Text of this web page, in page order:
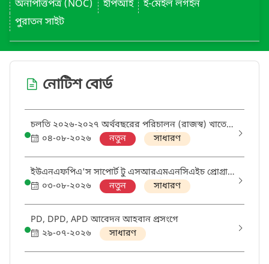
অনাপত্তিপত্র (NOC)
ইপিআই
ই-মেইল লগইন
পুরাতন সাইট
নোটিশ বোর্ড
চলতি ২০২৬-২০২৭ অর্থবছরের পরিচালন (রাজস্ব) খাতে
ক্রয়ের বাৎসরিক ক্রয় পরিকল্পনা (এপিপি) প্রণয়ন প্রসঙ্গে
০৪-০৮-২০২৬ নতুন সাধারণ
ইউএনএফপিএ'স সাপোর্ট টু এসআরএমএনসিএইচ প্রোগ্রাম
থ্রু ডিজিএইচএস প্রকল্পের আওতায় 'মিডওয়াইফ' এবং
'ডিস্ট্রিক্ট এসআরএইচআর কোঅর্ডিনেটর' পদের নিয়োগ
পরীক্ষায় উত্তীর্ণ ও অপেক্ষমানদের তালিকা
০৩-০৮-২০২৬ নতুন সাধারণ
PD, DPD, APD আবেদন আহবান প্রসংগে
২৯-০৭-২০২৬
সাধারণ